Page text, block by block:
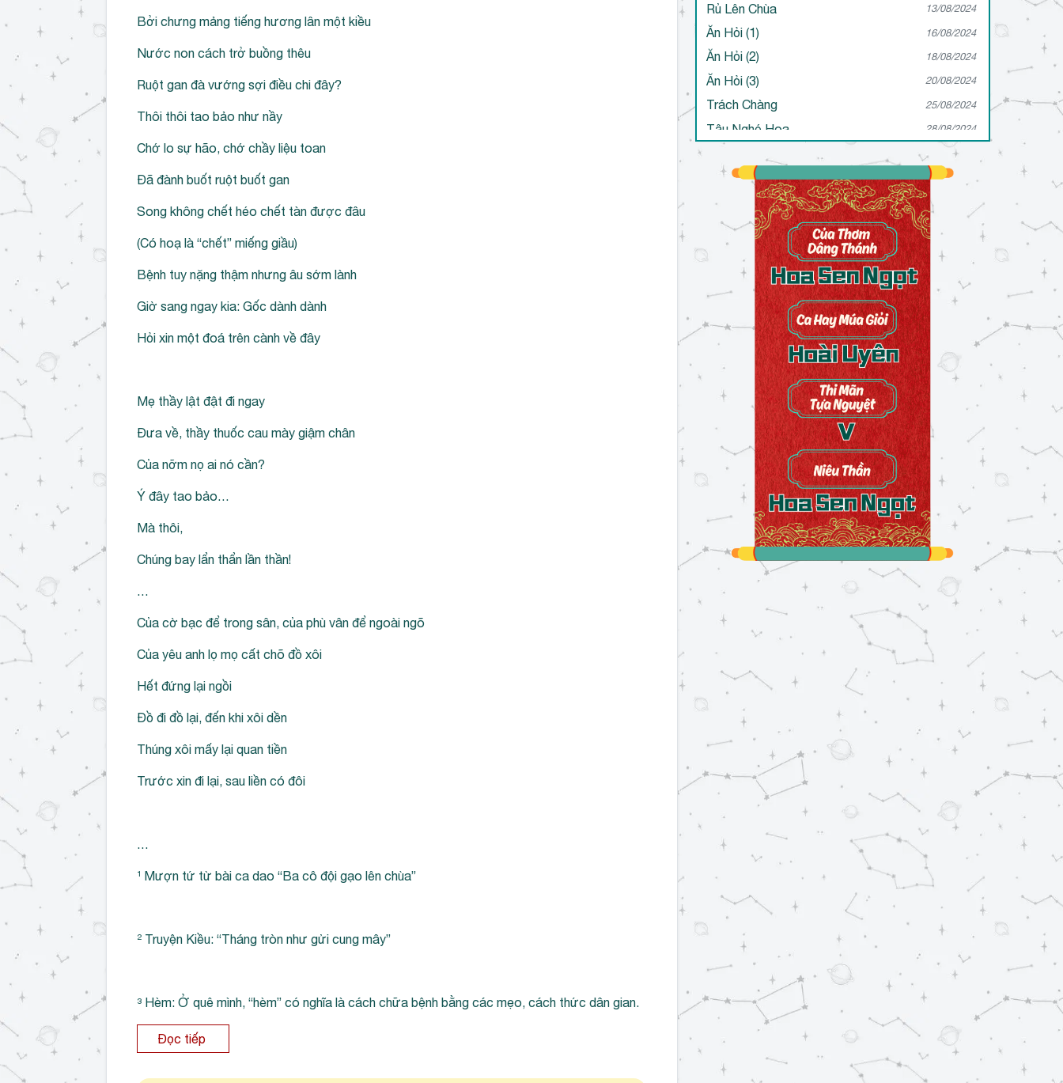
Bởi chưng mảng tiếng hương lân một kiều
Nước non cách trở buồng thêu
Ruột gan đà vướng sợi điều chi đây?
Thôi thôi tao bảo như nầy
Chớ lo sự hão, chớ chầy liệu toan
Đã đành buốt ruột buốt gan
Song không chết héo chết tàn được đâu
(Có hoạ là “chết” miếng giầu)
Bệnh tuy nặng thậm nhưng âu sớm lành
Giờ sang ngay kia: Gốc dành dành
Hỏi xin một đoá trên cành về đây
Mẹ thầy lật đật đi ngay
Đưa về, thầy thuốc cau mày giậm chân
Của nỡm nọ ai nó cần?
Ý đây tao bảo…
Mà thôi,
Chúng bay lẩn thẩn lần thần!
…
Của cờ bạc để trong sân, của phù vân để ngoài ngõ
Của yêu anh lọ mọ cất chõ đồ xôi
Hết đứng lại ngồi
Đồ đi đồ lại, đến khi xôi dền
Thúng xôi mấy lại quan tiền
Trước xin đi lại, sau liền có đôi
…
¹ Mượn tứ từ bài ca dao “Ba cô đội gạo lên chùa”
² Truyện Kiều: “Tháng tròn như gửi cung mây”
³ Hèm: Ở quê mình, “hèm” có nghĩa là cách chữa bệnh bằng các mẹo, cách thức dân gian.
Đọc tiếp
Rủ Lên Chùa 13/08/2024
Ăn Hỏi (1) 16/08/2024
Ăn Hỏi (2) 18/08/2024
Ăn Hỏi (3) 20/08/2024
Trách Chàng 25/08/2024
Tậu Nghé Hoa 28/08/2024
30/08/2024
Thiệt Van 31/08/2024
Giả Dại 04/09/2024
Nước Đổ 06/12/2024
Gảy Khúc Lòng 28/01/2025
Têm Ngãi Têm Tình 28/01/2025
Nước, Nhà 07/05/2025
Huệ Trắng 19/05/2025
Càng Lắc Càng Đầy 03/07/2025
Cóc Giời Cóc Đất 06/11/2025
Tiếc Hoài Sợi Dây 09/11/2025
Cánh Chuồn 22/12/2025
Ngô Chúa 01/01/2026
Xương Mai 04/03/2026
Đôi Hồi 10/04/2026
Sinh Con Hay Trèo 10/07/2026
Nhớ Bạn 10/07/2026
Thương 10/07/2026
Nhác Trông 10/07/2026
Chưa Biết Tuổi Vàng 11/07/2026
Bế Bồng 11/07/2026
Vui Bọt Bèo 13/07/2026
Trống Bỏi 16/07/2026
Năm Đợi Mười Chờ 17/07/2026
Câu Dầm 18/07/2026